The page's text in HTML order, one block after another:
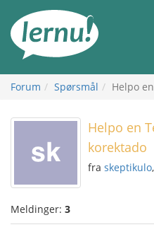
innholdet
Forum Spørsmål Helpo
Helpo en
korektado
fra skeptikulo
Meldinger: 3